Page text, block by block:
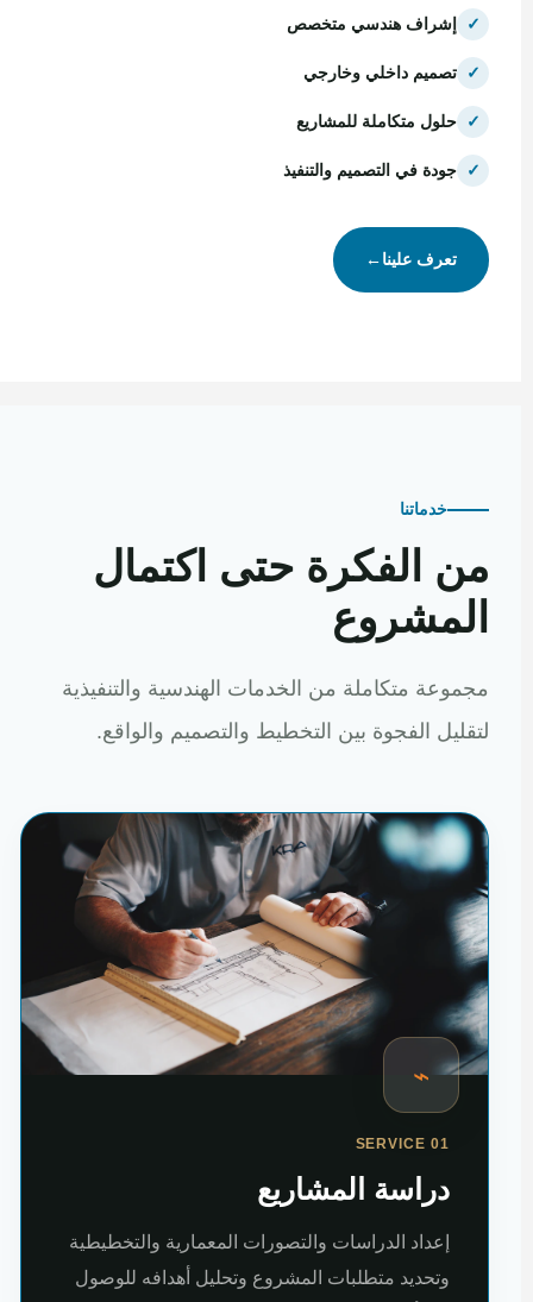
✓ إشراف هندسي متخصص
✓ تصميم داخلي وخارجي
✓ حلول متكاملة للمشاريع
✓ جودة في التصميم والتنفيذ
تعرف علينا←
خدماتنا
من الفكرة حتى اكتمال
المشروع
مجموعة متكاملة من الخدمات الهندسية والتنفيذية
لتقليل الفجوة بين التخطيط والتصميم والواقع.
⌁
SERVICE 01
دراسة المشاريع
إعداد الدراسات والتصورات المعمارية والتخطيطية
وتحديد متطلبات المشروع وتحليل أهدافه للوصول